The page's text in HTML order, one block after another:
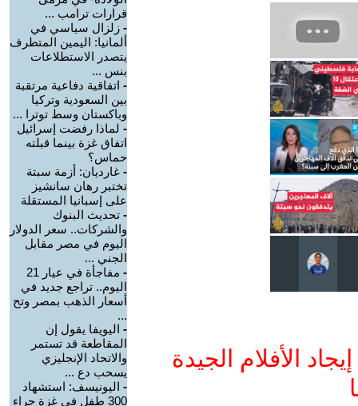
الأفلام الجيدة
قرارات ترامب ...
- زلزال سياسي في
ألمانيا: اليمين المتطرف
يتصدر الاستطلاعات
بنس ...
- اتفاقية دفاعية مرتقبة
بين السعودية وتركيا
وباكستان وسط توترا ...
- لماذا رفضت إسرائيل
اتفاق غزة بينما قبلته
حماس؟
- غارديان: أزمة سبتة
تختبر رهان سانشيز
على إسبانيا المستقلة
- تحديث البنوك
والشركات.. سعر الدولار
اليوم في مصر مقابل
الجني ...
-
مفاجأة في عيار 21
اليوم.. تراجع جديد في
أسعار الذهب بمصر وتح
...
- اليويفا يقول إن
المقاطعة قد تستمر
والاتحاد الإنجليزي
يسحب دع ...
- اليونيسف: استشهاد
300 طفل في غزة جراء